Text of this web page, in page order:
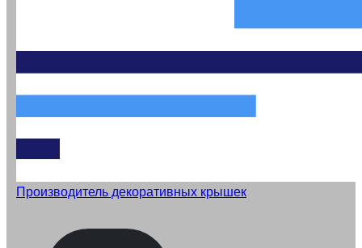
Производитель декоративных крышек